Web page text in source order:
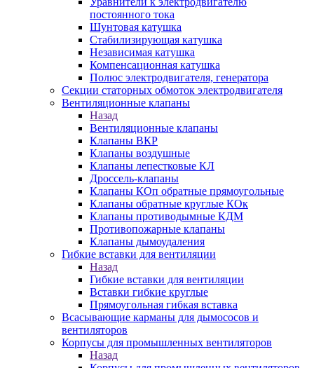
постоянного тока
Шунтовая катушка
Стабилизирующая катушка
Независимая катушка
Компенсационная катушка
Полюс электродвигателя, генератора
Секции статорных обмоток электродвигателя
Вентиляционные клапаны
Назад
Вентиляционные клапаны
Клапаны ВКР
Клапаны воздушные
Клапаны лепестковые КЛ
Дроссель-клапаны
Клапаны КОп обратные прямоугольные
Клапаны обратные круглые КОк
Клапаны противодымные КДМ
Противопожарные клапаны
Клапаны дымоудаления
Гибкие вставки для вентиляции
Назад
Гибкие вставки для вентиляции
Вставки гибкие круглые
Прямоугольная гибкая вставка
Всасывающие карманы для дымососов и
вентиляторов
Корпусы для промышленных вентиляторов
Назад